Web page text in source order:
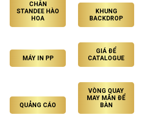
CHÂN
STANDEE HÀO
HOA
KHUNG
BACKDROP
MÁY IN PP
GIÁ ĐỂ
CATALOGUE
QUẢNG CÁO
VÒNG QUAY
MAY MẮN ĐỂ
BÀN